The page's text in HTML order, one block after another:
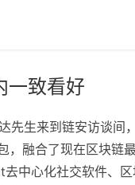
一致看好
生来到链安访谈间
融合了现在区块链
心化社交软件、